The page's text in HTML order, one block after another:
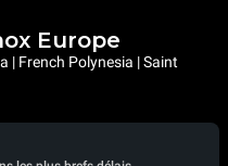
Europe
| French Polynesia | Saint